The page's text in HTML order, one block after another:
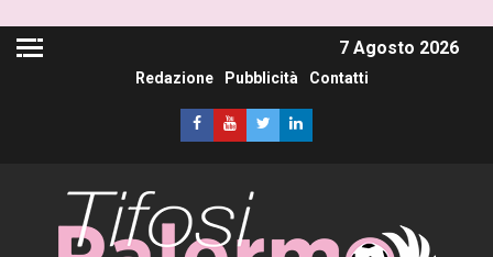
7 Agosto 2026
Redazione Pubblicità Contatti